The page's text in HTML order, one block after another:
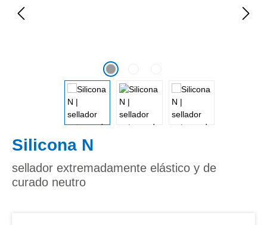
Silicona N
sellador extremadamente elástico y de
curado neutro